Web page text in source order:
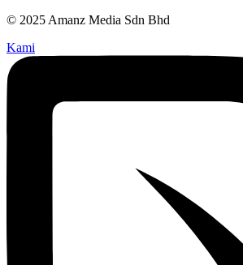
© 2025 Amanz Media Sdn Bhd
Kami